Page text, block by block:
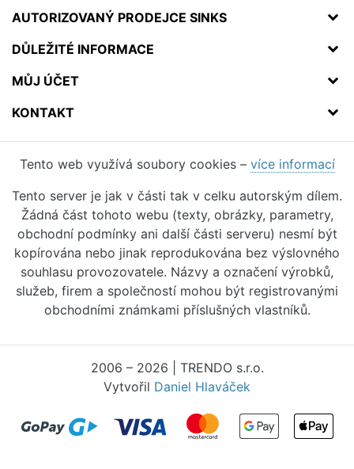
AUTORIZOVANÝ PRODEJCE SINKS
DŮLEŽITÉ INFORMACE
MŮJ ÚČET
KONTAKT
Tento web využívá soubory cookies – více informací
Tento server je jak v části tak v celku autorským dílem.
Žádná část tohoto webu (texty, obrázky, parametry,
obchodní podmínky ani další části serveru) nesmí být
kopírována nebo jinak reprodukována bez výslovného
souhlasu provozovatele. Názvy a označení výrobků,
služeb, firem a společností mohou být registrovanými
obchodními známkami příslušných vlastníků.
2006 – 2026 | TRENDO s.r.o.
Vytvořil Daniel Hlaváček